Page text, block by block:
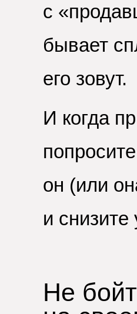
с
бывает
его зовут.
И когда
он (или
и
Не